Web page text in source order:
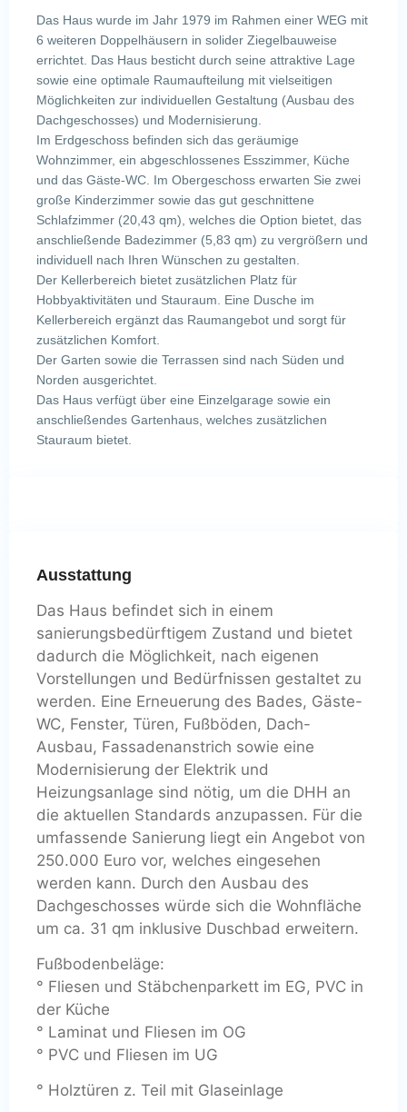
Das Haus wurde im Jahr 1979 im Rahmen einer WEG mit
6 weiteren Doppelhäusern in solider Ziegelbauweise
errichtet. Das Haus besticht durch seine attraktive Lage
sowie eine optimale Raumaufteilung mit vielseitigen
Möglichkeiten zur individuellen Gestaltung (Ausbau des
Dachgeschosses) und Modernisierung.
Im Erdgeschoss befinden sich das geräumige
Wohnzimmer, ein abgeschlossenes Esszimmer, Küche
und das Gäste-WC. Im Obergeschoss erwarten Sie zwei
große Kinderzimmer sowie das gut geschnittene
Schlafzimmer (20,43 qm), welches die Option bietet, das
anschließende Badezimmer (5,83 qm) zu vergrößern und
individuell nach Ihren Wünschen zu gestalten.
Der Kellerbereich bietet zusätzlichen Platz für
Hobbyaktivitäten und Stauraum. Eine Dusche im
Kellerbereich ergänzt das Raumangebot und sorgt für
zusätzlichen Komfort.
Der Garten sowie die Terrassen sind nach Süden und
Norden ausgerichtet.
Das Haus verfügt über eine Einzelgarage sowie ein
anschließendes Gartenhaus, welches zusätzlichen
Stauraum bietet.
Ausstattung
Das Haus befindet sich in einem
sanierungsbedürftigem Zustand und bietet
dadurch die Möglichkeit, nach eigenen
Vorstellungen und Bedürfnissen gestaltet zu
werden. Eine Erneuerung des Bades, Gäste-
WC, Fenster, Türen, Fußböden, Dach-
Ausbau, Fassadenanstrich sowie eine
Modernisierung der Elektrik und
Heizungsanlage sind nötig, um die DHH an
die aktuellen Standards anzupassen. Für die
umfassende Sanierung liegt ein Angebot von
250.000 Euro vor, welches eingesehen
werden kann. Durch den Ausbau des
Dachgeschosses würde sich die Wohnfläche
um ca. 31 qm inklusive Duschbad erweitern.
Fußbodenbeläge:
° Fliesen und Stäbchenparkett im EG, PVC in
der Küche
° Laminat und Fliesen im OG
° PVC und Fliesen im UG
° Holztüren z. Teil mit Glaseinlage